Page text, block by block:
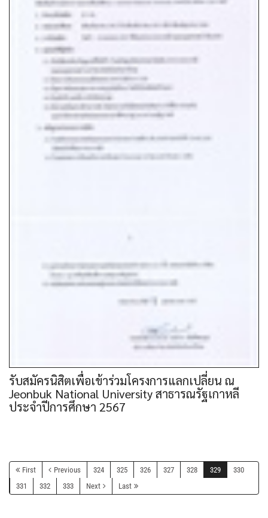
รับสมัครนิสิตเพื่อเข้าร่วมโครงการแลกเปลี่ยน ณ
Jeonbuk National University สาธารณรัฐเกาหลี
ประจำปีการศึกษา 2567
First Previous 324 325 326 327 328 329
330
331
332 333 Next Last